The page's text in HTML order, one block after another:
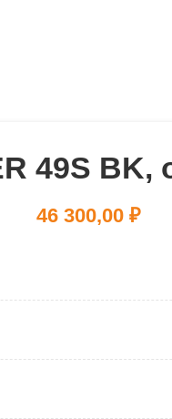
49S BK,
46 300,00₽